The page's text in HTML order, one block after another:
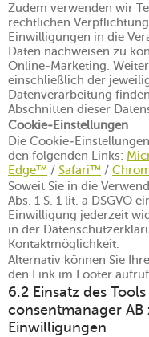
Zudem verwenden wir
rechtlichen
Einwilligungen in die
Daten nachweisen zu
Online-Marketing.
einschließlich der
Datenverarbeitung
Abschnitten dieser
Cookie-Einstellungen
Die Cookie-
den folgenden Links:
Edge™ / Safari™ /
Soweit Sie in die
Abs. 1 S. 1 lit. a DSGVO
Einwilligung jederzeit
in der
Kontaktmöglichkeit.
Alternativ können Sie
den Link im Footer
6.2 Einsatz des
consentmanager
Einwilligungen